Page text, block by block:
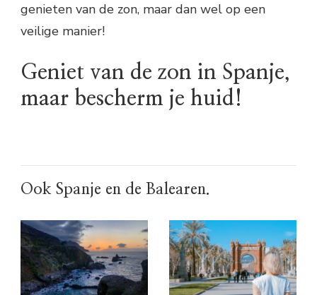
genieten van de zon, maar dan wel op een
veilige manier!
Geniet van de zon in Spanje,
maar bescherm je huid!
Ook Spanje en de Balearen.